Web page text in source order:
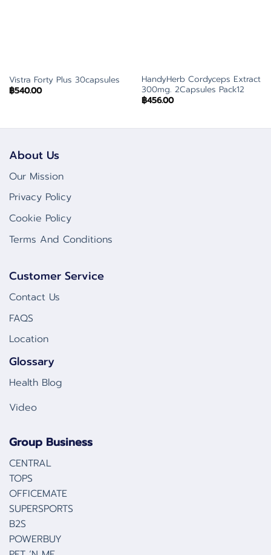
Vistra Forty Plus 30capsules
฿540.00
HandyHerb Cordyceps Extract
300mg. 2Capsules Pack12
฿456.00
About Us
Our Mission
Privacy Policy
Cookie Policy
Terms And Conditions
Customer Service
Contact Us
FAQS
Location
Glossary
Health Blog
Video
Group Business
CENTRAL
TOPS
OFFICEMATE
SUPERSPORTS
B2S
POWERBUY